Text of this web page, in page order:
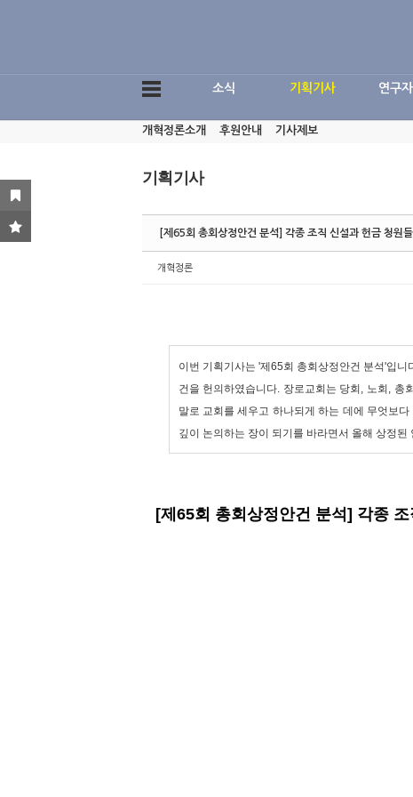
소식 기획기사 연구
개혁정론소개 후원안내 기사제보
기획기사
[제65회 총회상정안건 분석] 각종 조직 신설과 헌금 청원
개혁정론
이번 기획기사는 '제65회 총회상정안건 분석'입
건을 헌의하였습니다. 장로교회는 당회, 노회,
말로 교회를 세우고 하나되게 하는 데에 무엇보
깊이 논의하는 장이 되기를 바라면서 올해 상정
[제65회 총회상정안건 분석] 각종
Sketchbook5, 스케치북5
Sketchbook5, 스케치북5